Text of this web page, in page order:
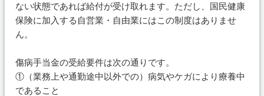
ない状態であれば給付が受け取れます。ただし、国民健康
保険に加入する自営業・自由業にはこの制度はありませ
ん。
傷病手当金の受給要件は次の通りです。
①（業務上や通勤途中以外での）病気やケガにより療養中
であること